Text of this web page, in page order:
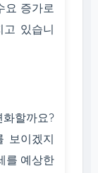
요 증가로
있습니
할까요?
보이겠지
를 예상한